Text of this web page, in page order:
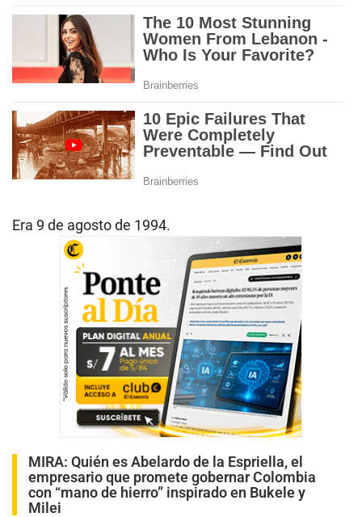
Era 9 de agosto de 1994.
MIRA: Quién es Abelardo de la Espriella, el
empresario que promete gobernar Colombia
con “mano de hierro” inspirado en Bukele y
Milei